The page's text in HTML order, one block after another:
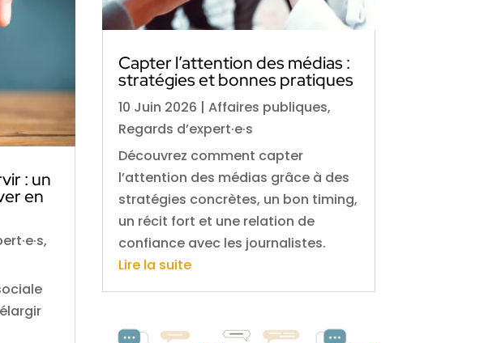
: un
en
,
Capter l’attention des médias :
stratégies et bonnes pratiques
10 Juin 2026 | Affaires publiques,
Regards d’expert·e·s
Découvrez comment capter
l’attention des médias grâce à des
stratégies concrètes, un bon timing,
un récit fort et une relation de
confiance avec les journalistes.
Lire la suite